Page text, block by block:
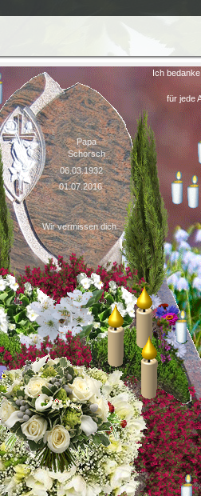
Wir vermissen dich
Papa
Schorsch
06.03.1932
01.07.2016
Ich
für jede